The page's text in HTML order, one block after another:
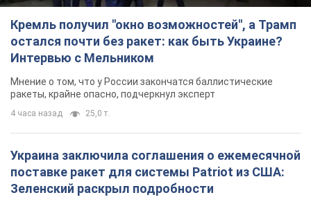
Кремль получил "окно возможностей", а Трамп
остался почти без ракет: как быть Украине?
Интервью с Мельником
Мнение о том, что у России закончатся баллистические
ракеты, крайне опасно, подчеркнул эксперт
4 часа назад 25,0 т.
Украина заключила соглашения о ежемесячной
поставке ракет для системы Patriot из США:
Зеленский раскрыл подробности